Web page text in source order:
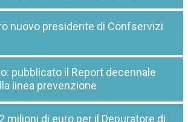
nuovo presidente di Confservizi
pubblicato il Report decennale
linea prevenzione
milioni di euro per il Depuratore di